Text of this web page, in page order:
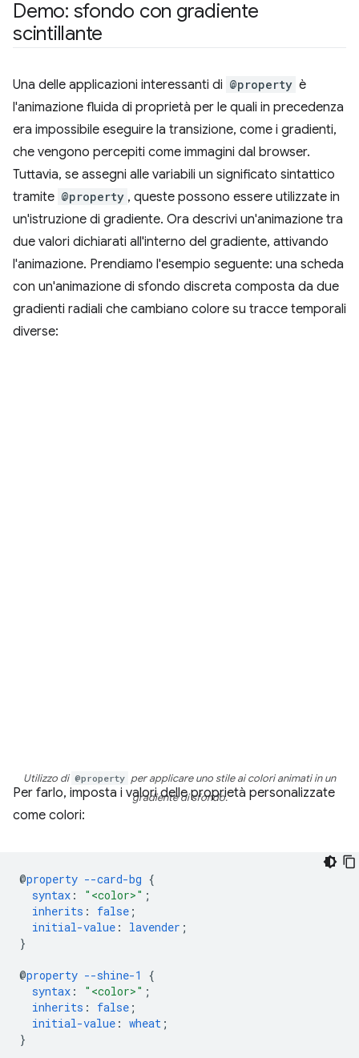
Demo: sfondo con gradiente
scintillante
Una delle applicazioni interessanti di @property è
l'animazione fluida di proprietà per le quali in precedenza
era impossibile eseguire la transizione, come i gradienti,
che vengono percepiti come immagini dal browser.
Tuttavia, se assegni alle variabili un significato sintattico
tramite @property , queste possono essere utilizzate in
un'istruzione di gradiente. Ora descrivi un'animazione tra
due valori dichiarati all'interno del gradiente, attivando
l'animazione. Prendiamo l'esempio seguente: una scheda
con un'animazione di sfondo discreta composta da due
gradienti radiali che cambiano colore su tracce temporali
diverse:
Utilizzo di @property per applicare uno stile ai colori animati in un
gradiente di sfondo.
Per farlo, imposta i valori delle proprietà personalizzate
come colori:
@property --card-bg {
syntax : "<color>" ;
inherits : false ;
initial-value : lavender ;
}
@property --shine-1
{
syntax : "<color>" ;
inherits : false ;
initial-value : wheat ;
}